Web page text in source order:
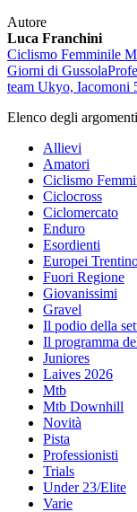
Autore
Luca Franchini
Ciclismo Femminile
Giorni di Gussola
team Ukyo, Iacomoni
Elenco degli
Allievi
Amatori
Ciclismo
Ciclocross
Ciclomercato
Enduro
Esordienti
Europei
Fuori Regione
Giovanissimi
Gravel
Il podio della
Il programma
Juniores
Laives 2026
Mtb
Mtb Downhill
Novità
Pista
Professionisti
Trials
Under 23/Elite
Varie